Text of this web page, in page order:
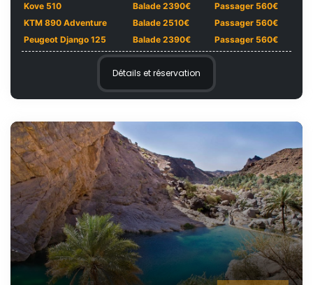
Kove 510
Balade 2390€
Passager 560€
KTM 890 Adventure
Balade 2510€
Passager 560€
Peugeot Django 125
Balade 2390€ Passager 560€
Détails et réservation